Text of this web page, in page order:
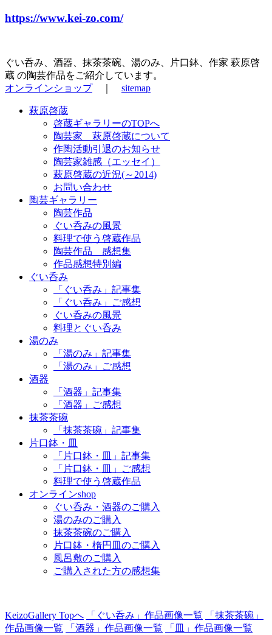
https://www.kei-zo.com/
ぐい呑み、酒器、抹茶茶碗、湯のみ、片口鉢、作家 萩原啓
蔵 の陶芸作品をご紹介しています。
オンラインショップ｜ sitemap
萩原啓蔵
啓蔵ギャラリーのTOPへ
陶芸家 萩原啓蔵について
作陶活動引退のお知らせ
陶芸家雑感（エッセイ）
萩原啓蔵の近況(～2014)
お問い合わせ
陶芸ギャラリー
陶芸作品
ぐい呑みの風景
料理で使う啓蔵作品
陶芸作品 感想集
作品感想特別編
ぐい呑み
「ぐい呑み」記事集
「ぐい呑み」ご感想
ぐい呑みの風景
料理とぐい呑み
湯のみ
「湯のみ」記事集
「湯のみ」ご感想
酒器
「酒器」記事集
「酒器」ご感想
抹茶茶碗
「抹茶茶碗」記事集
片口鉢・皿
「片口鉢・皿」記事集
「片口鉢・皿」ご感想
料理で使う啓蔵作品
オンラインshop
ぐい呑み・酒器のご購入
湯のみのご購入
抹茶茶碗のご購入
片口鉢・楕円皿のご購入
風呂敷のご購入
ご購入された方の感想集
KeizoGallery Topへ 「ぐい呑み」作品画像一覧
「抹茶茶碗」
作品画像一覧
「酒器」作品画像一覧
「皿」作品画像一覧